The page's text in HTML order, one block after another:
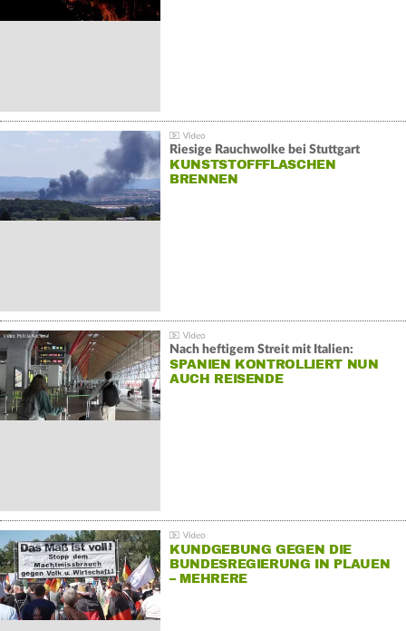
Riesige Rauchwolke bei Stuttgart
KUNSTSTOFFFLASCHEN
BRENNEN
Nach heftigem Streit mit Italien:
SPANIEN KONTROLLIERT NUN
AUCH REISENDE
KUNDGEBUNG GEGEN DIE
BUNDESREGIERUNG IN PLAUEN
– MEHRERE